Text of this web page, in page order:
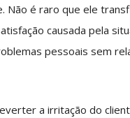
Não é raro que ele
causada pela
pessoais sem
a irritação do